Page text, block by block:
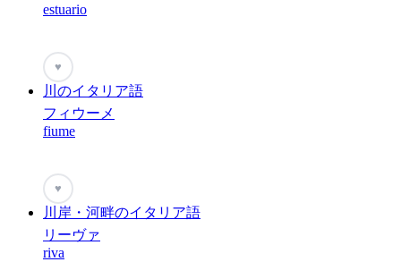
estuario
♥
川のイタリア語
フィウーメ
fiume
♥
川岸・河畔のイタリア語
リーヴァ
riva